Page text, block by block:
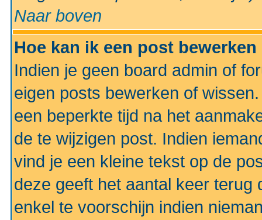
Naar boven
Hoe kan ik een post
Indien je geen board admin of
eigen posts bewerken of
een beperkte tijd na het
de te wijzigen post. Indien
vind je een kleine tekst op de
deze geeft het aantal keer terug
enkel te voorschijn indien